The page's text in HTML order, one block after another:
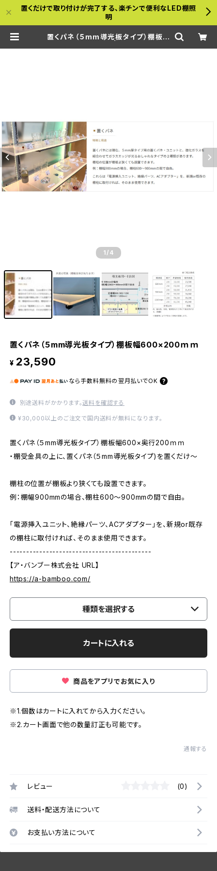
置くだけで取り付けが完了する、楽チンで便利なLED棚照
明
置くパネ（５mm導光板タイプ）棚板幅
1 /4
置くパネ（５mm導光板タイプ）棚板幅600×200ｍｍ
¥ 23,590
なら 手数料無料の 翌月払いでOK
別途送料がかかります。送料を確認する
¥30,000以上のご注文で国内送料が無料になります。
置くパネ（５mm導光板タイプ）棚板幅600×奥行200ｍｍ
・棚受金具の上に、置くパネ（５mm導光板タイプ)を置くだけ～
棚柱の位置が棚板より狭くても設置できます。
例：棚幅900mmの場合、棚柱600～900mmの間で自由。
「電源挿入ユニット、絶縁パーツ、ACアダプター」を、新規or既存
の棚柱に取付ければ、そのまま使用できます。
-------------------------------------------
【ア・バンブー株式会社 URL】
https://a-bamboo.com/
種類を選択する
カートに入れる
商品をアプリでお気に入り
※1.個数はカートに入れてから入力ください。
※2.カート画面で他の数量訂正も可能です。
通報する
レビュー (0)
送料・配送方法について
お支払い方法について